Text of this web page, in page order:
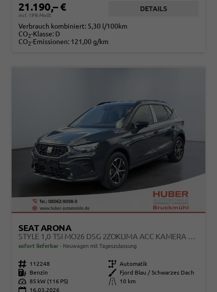
21.190,– €
incl. 19% MwSt.
DETAILS
Verbrauch kombiniert: 5,30 l/100km
CO2-Klasse: D
CO2-Emissionen: 121,00 g/km
SEAT ARONA
STYLE 1,0 TSI MO26 DSG 2ZOKLIMA ACC KAMERA SITZHEIZUNG EINPARKHILFE APPLE CAR PLAY 5J GARANTIE
sofort lieferbar Neuwagen mit Tageszulassung
Fahrzeugnr. 112248 Getriebe Automatik
Kraftstoff
Benzin Außenfarbe
Fjord Blau / Schwarzes Dach
Leistung 85 kW (116 PS) Kilometerstand
10 km
16.03.2026